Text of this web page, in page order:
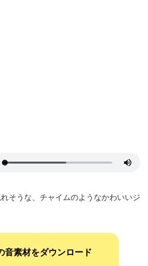
そうな、チャイムのようなかわいいジ
音素材をダウンロード